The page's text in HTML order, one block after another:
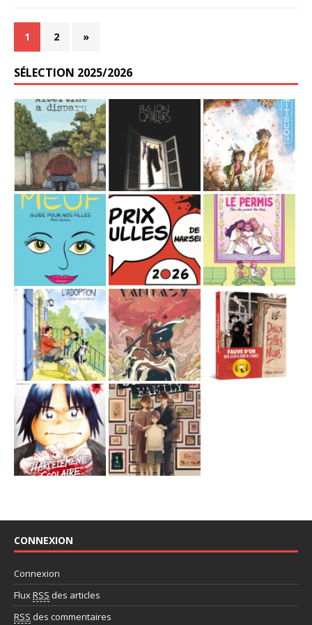
1 2 »
SÉLECTION 2025/2026
CONNEXION
Connexion
FluxRSS des articles
RSS des commentaires